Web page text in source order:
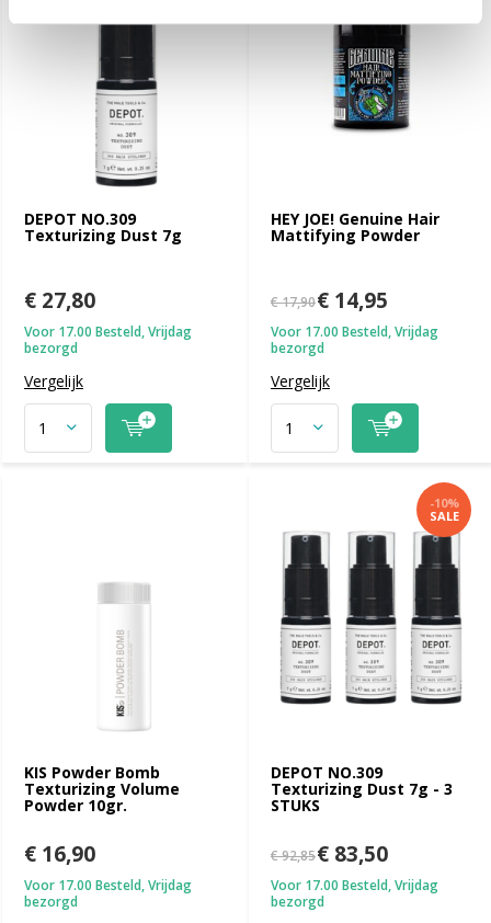
DEPOT NO.309
Texturizing Dust 7g
€ 27,80
Voor 17.00 Besteld, Vrijdag
bezorgd
Vergelijk
HEY JOE! Genuine Hair
Mattifying Powder
€ 17,90€ 14,95
Voor 17.00 Besteld, Vrijdag
bezorgd
Vergelijk
KIS Powder Bomb
Texturizing Volume
Powder 10gr.
€ 16,90
Voor 17.00 Besteld, Vrijdag
bezorgd
DEPOT NO.309
Texturizing Dust 7g - 3
STUKS
-10%
SALE
€ 92,85€ 83,50
Voor 17.00 Besteld, Vrijdag
bezorgd